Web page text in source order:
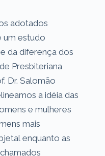
adotados
um estudo
da diferença dos
Presbiteriana
Dr. Salomão
a idéia das
e mulheres
mais
enquanto as